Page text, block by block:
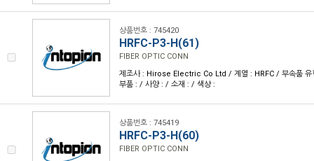
상품번호 : 745420
HRFC-P3-H(61)
FIBER OPTIC CONN
제조사 : Hirose Electric Co Ltd / 계열 : HRFC / 부속품 유
부품 : / 사양 : / 소재 : / 색상 :
상품번호 : 745419
HRFC-P3-H(60)
FIBER OPTIC CONN